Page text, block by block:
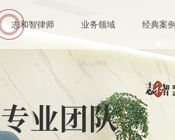
志和智律师 业务领域 经典案例
专业团队